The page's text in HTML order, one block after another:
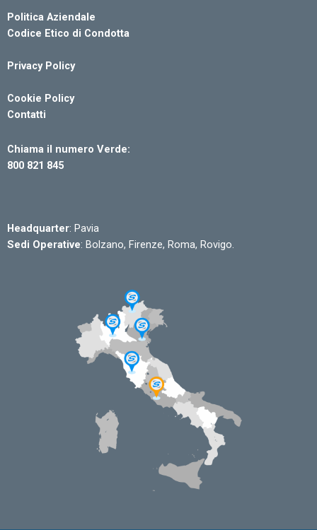
Politica Aziendale
Codice Etico di Condotta
Privacy Policy
Cookie Policy
Contatti
Chiama il numero Verde:
800 821 845
Headquarter: Pavia
Sedi Operative: Bolzano, Firenze, Roma, Rovigo.